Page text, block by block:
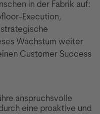
in der Fabrik auf:
Execution,
Wachstum weiter
Customer Success
anspruchsvolle
eine proaktive und